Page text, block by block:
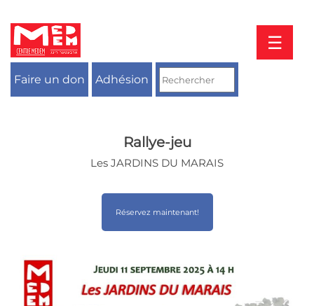
contenu
☰
Faire un don Adhésion
Rallye-jeu
Les JARDINS DU MARAIS
Réservez maintenant!